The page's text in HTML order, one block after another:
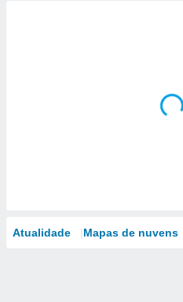
Atualidade Mapas de nuvens